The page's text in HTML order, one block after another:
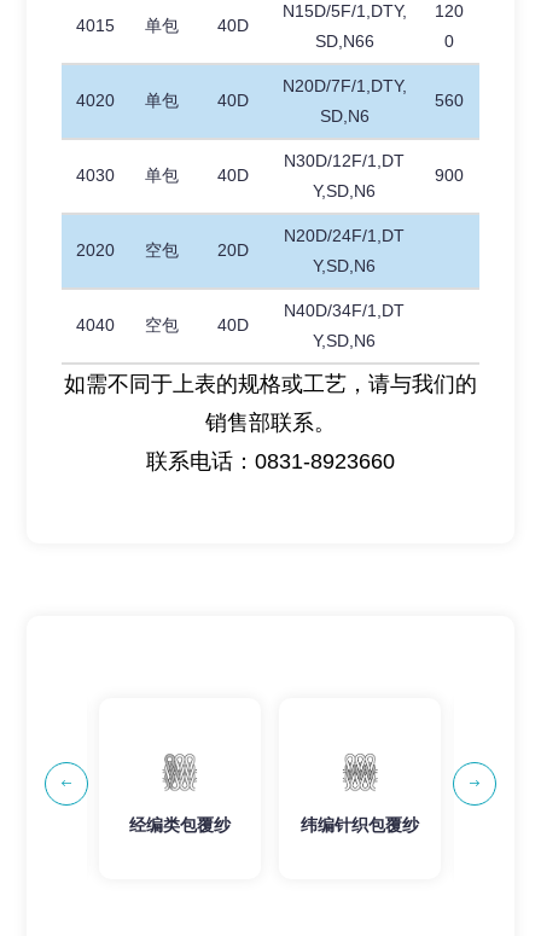
4015 单包 40D
N15D/5F/1,DTY,
SD,N66
120
0
4020 单包 40D
N20D/7F/1,DTY,
SD,N6
560
4030 单包 40D
N30D/12F/1,DT
Y,SD,N6
900
2020 空包 20D
N20D/24F/1,DT
Y,SD,N6
4040 空包 40D
N40D/34F/1,DT
Y,SD,N6
如需不同于上表的规格或工艺，请与我们的
销售部联系。
联系电话：0831-8923660
经编类包覆纱 纬编针织包覆纱 无缝用包纱
 